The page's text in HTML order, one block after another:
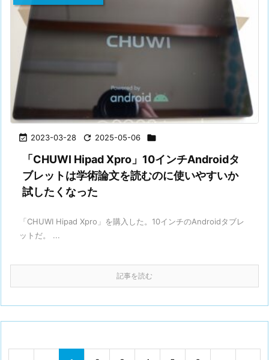
 2023-03-28  2025-05-06 
「CHUWI Hipad Xpro」10インチAndroidタ
ブレットは学術論文を読むのに使いやすいか
試したくなった
「CHUWI Hipad Xpro」を購入した。10インチのAndroidタブレ
ットだ。 ...
記事を読む